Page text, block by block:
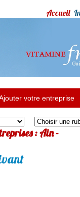
Accueil
votre entreprise
: Ain -